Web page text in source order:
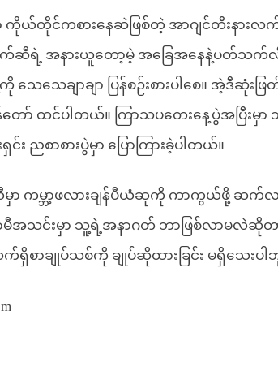
တိုင်ကစားနေဆဲဖြစ်တဲ့ အာဂျင်တီးနားလက်
ဆီရဲ့ အနားယူတော့မဲ့ အခြေအနေနဲ့ပတ်သက်လို့ မ
သေသေချာချာ ပြန်စဉ်းစားပါစေ။ အဲ့ဒီ
ော် ထင်ပါတယ်။ ကြာသပတေးနေ့ပွဲအပြီးမှာ သူ
င်း ညစာစားပွဲမှာ ပြောကြားခဲ့ပါတယ်။
ကမ္ဘာ့ဖလားချန်ပီယံဆုကို ကာကွယ်ဖို့ ဆက်လက်
အသင်းမှာ သူ့ရဲ့အနာဂတ် ဘာဖြစ်လာမလဲဆိုတာ
စာချုပ်သစ်ကို ချုပ်ဆိုထားခြင်း မရှိသေးပါ